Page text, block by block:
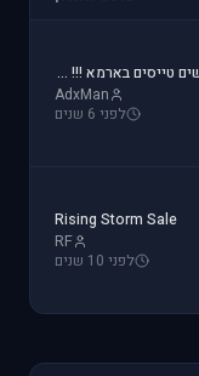
galzohar
דרושים טייסים בארמא !!! Sayeret Matkal Clan
AdxMan
לפני 6 שנים
Rising Storm Sale
RF
לפני 10 שנים